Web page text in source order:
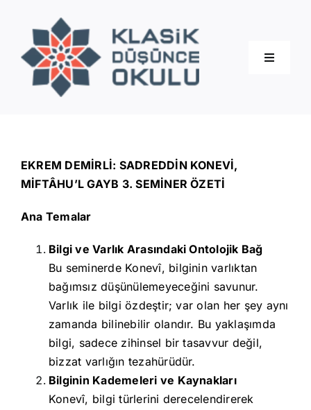
content
Toggle
Eğitimler
İletişim
EKREM DEMİRLİ: SADREDDİN KONEVİ,
MİFTÂHU’L GAYB 3. SEMİNER ÖZETİ
Ana Temalar
Bilgi ve Varlık Arasındaki Ontolojik Bağ
Bu seminerde Konevî, bilginin varlıktan
bağımsız düşünülemeyeceğini savunur.
Varlık ile bilgi özdeştir; var olan her şey aynı
zamanda bilinebilir olandır. Bu yaklaşımda
bilgi, sadece zihinsel bir tasavvur değil,
bizzat varlığın tezahürüdür.
Bilginin Kademeleri ve Kaynakları
Konevî, bilgi türlerini derecelendirerek